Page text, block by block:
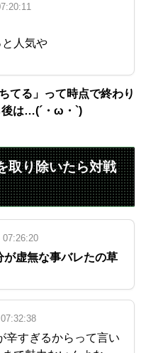
人気や
てる」って時点で終わり
後は…(´・ω・`)
取り除いたら対戦
07:26:20
虚無な事バレたの草
辛すぎるからって言い